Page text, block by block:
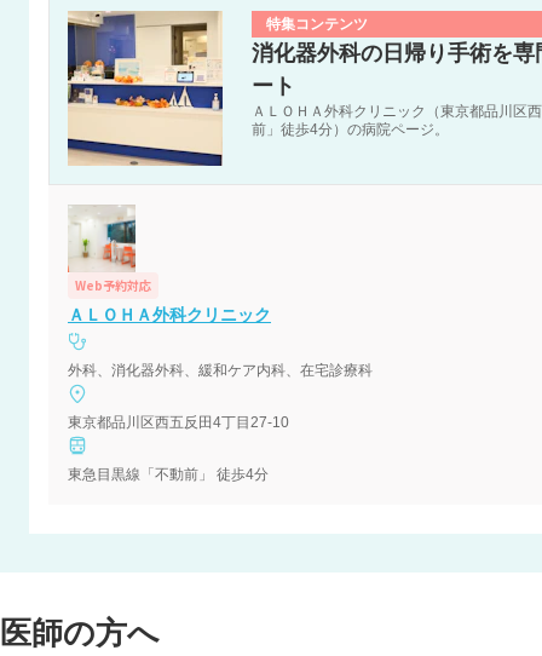
特集コンテンツ
消化器外科の日帰り手術を
ート
ＡＬＯＨＡ外科クリニック（東京都品川区
前」徒歩4分）の病院ページ。
Web予約対応
ＡＬＯＨＡ外科クリニック
外科、消化器外科、緩和ケア内科、在宅診療科
東京都品川区西五反田4丁目27-10
東急目黒線「不動前」 徒歩4分
医師の方へ